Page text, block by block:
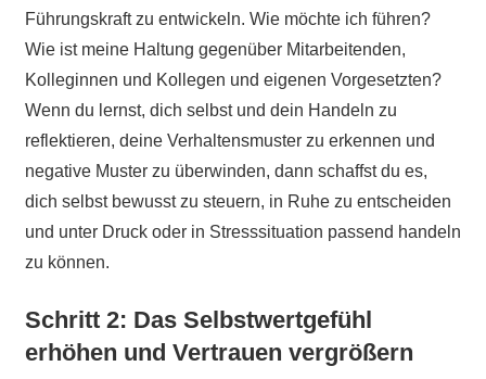
Führungskraft zu entwickeln. Wie möchte ich führen?
Wie ist meine Haltung gegenüber Mitarbeitenden,
Kolleginnen und Kollegen und eigenen Vorgesetzten?
Wenn du lernst, dich selbst und dein Handeln zu
reflektieren, deine Verhaltensmuster zu erkennen und
negative Muster zu überwinden, dann schaffst du es,
dich selbst bewusst zu steuern, in Ruhe zu entscheiden
und unter Druck oder in Stresssituation passend handeln
zu können.
Schritt 2: Das Selbstwertgefühl
erhöhen und Vertrauen vergrößern